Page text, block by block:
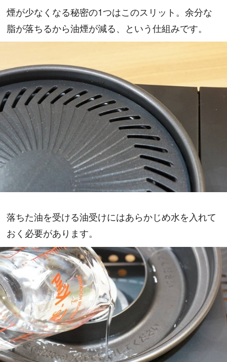
煙が少なくなる秘密の1つはこのスリット。余分な
脂が落ちるから油煙が減る、という仕組みです。
落ちた油を受ける油受けにはあらかじめ水を入れて
おく必要があります。